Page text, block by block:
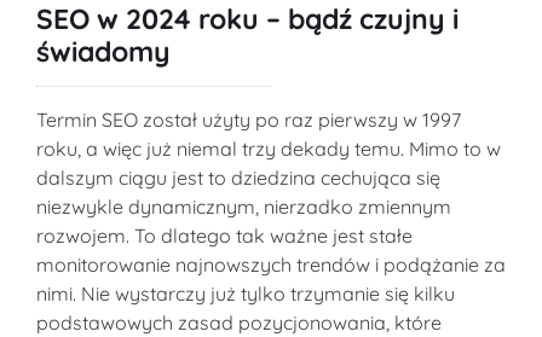
SEO w 2024 roku – bądź czujny i
świadomy
Termin SEO został użyty po raz pierwszy w 1997
roku, a więc już niemal trzy dekady temu. Mimo to w
dalszym ciągu jest to dziedzina cechująca się
niezwykle dynamicznym, nierzadko zmiennym
rozwojem. To dlatego tak ważne jest stałe
monitorowanie najnowszych trendów i podążanie za
nimi. Nie wystarczy już tylko trzymanie się kilku
podstawowych zasad pozycjonowania, które